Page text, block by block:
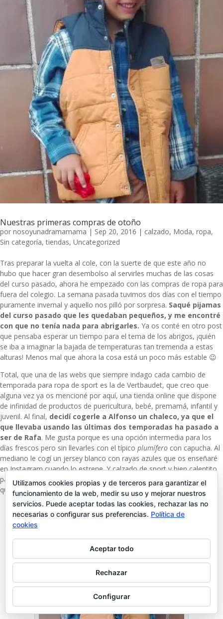
Nuestras primeras compras de otoño
por nosoyunadramamama | Sep 20, 2016 | calzado, Moda, ropa,
Sin categoría,tiendas, Uncategorized
Tras preparar la vuelta al cole, con la suerte de que este año no
hubo que hacer gran desembolso al servirles muchas de las cosas
del curso pasado, ahora he empezado con las compras de ropa para
fuera del colegio. La semana pasada tuvimos dos días con el tiempo
puramente invernal y aquello nos pilló por sorpresa. Saqué pijamas
del curso pasado que les quedaban pequeños, y me encontré
con que no tenía nada para abrigarles. Ya os conté en otro post
que pensaba esperar un tiempo para el tema de los abrigos, ¡quién
se iba a imaginar la bajada de temperaturas tan tremenda a estas
alturas! Menos mal que ahora la cosa está un poco más estable 😉
Total, que una de las webs que siempre indago cada cambio de
temporada para ropa de sport es la de Vertbaudet, que creo que
alguna vez ya os mencioné por aquí, una tienda online que dispone
de infinidad de productos de puericultura, bebé, premamá, infantil y
juvenil. Al final, decidí cogerle a Alfonso un chaleco, ya que el
que llevaba usando las últimas dos temporadas ha pasado a
ser de Rafa. Me gusta porque es una opción intermedia para los
días frescos pero sin llevarles con el típico plumífero con capucha. Al
mediano le cogí un jersey blanco con rayas azules que os enseñaré
en Instagram cuando lo estrene. Y calzado de sport y bien calentito
para los tres, que tampoco han estrenado aún porque ya os digo
que fueron dos días puntuales de frío.
Utilizamos cookies propias y de terceros para garantizar el
funcionamiento de la web, medir su uso y mejorar nuestros
servicios. Puede aceptar todas las cookies, rechazar las no
necesarias o configurar sus preferencias. Política de
cookies
Aceptar todo
Rechazar
Configurar